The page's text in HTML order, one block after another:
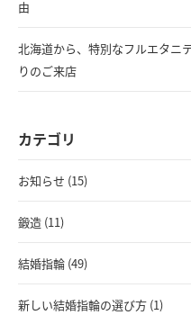
由
北海道から、特別なフルエタニ
りのご来店
カテゴリ
お知らせ (15)
鍛造 (11)
結婚指輪 (49)
新しい結婚指輪の選び方 (1)